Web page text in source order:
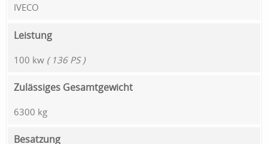
IVECO
Leistung
100 kw ( 136 PS )
Zulässiges Gesamtgewicht
6300 kg
Besatzung